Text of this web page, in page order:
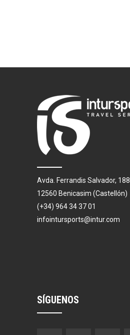
Avda. Ferrandis Salvador, 188
12560 Benicasim (Castellón)
(+34) 964 34 37 01
infointursports@intur.com
SÍGUENOS